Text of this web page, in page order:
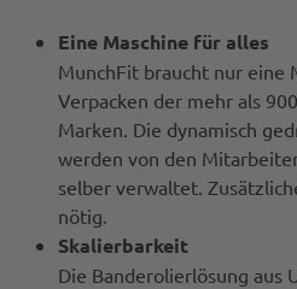
Eine Maschine für alles
MunchFit braucht nur eine
Verpacken der mehr als
Marken. Die dynamisch
werden von den
selber verwaltet.
nötig.
Skalierbarkeit
Die Banderolierlösung aus